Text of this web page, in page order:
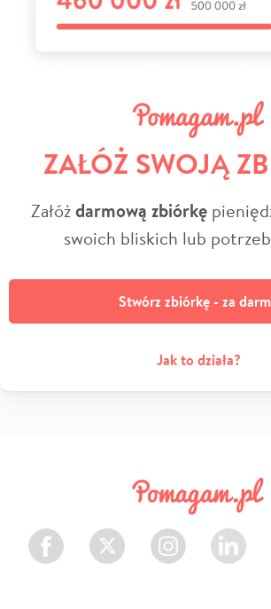
ZAŁÓŻ SWOJĄ
Załóżdarmową zbiórkę
swoich bliskich lub
Stwórz zbiórkę - za
Jak to działa?
Facebook Twitter Instagram LinkedIn